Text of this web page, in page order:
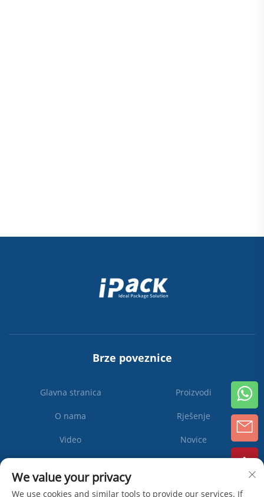
Brze poveznice
Glavna stranica Proizvodi
O nama Rješenje
Video Novice
We value your privacy
We use cookies and similar tools to provide our services. If